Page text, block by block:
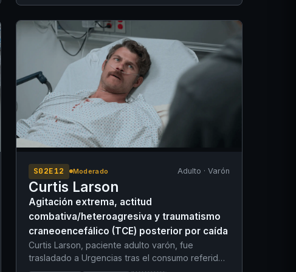
las enzimas hepáticas (transaminasas),
compatible con una inflamación hepática aguda.
Sigue una dieta vegana estricta, hace ejercicio
con regularidad y niega consumo de alcohol,
paracetamol, medicación prescrita o drogas
ilícitas. También niega el consumo de marisco
crudo.
S02E12 Moderado Adulto · Varón
Curtis Larson
Agitación extrema, actitud
combativa/heteroagresiva y traumatismo
craneoencefálico (TCE) posterior por caída
Curtis Larson, paciente adulto varón, fue
trasladado a Urgencias tras el consumo referido